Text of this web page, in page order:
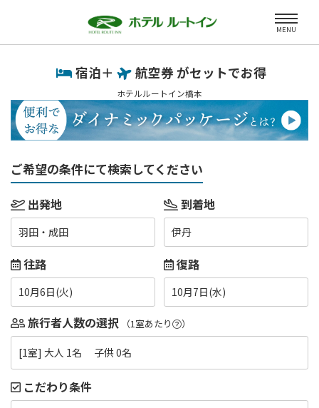
MENU
宿泊＋ 航空券 がセットでお得
ホテルルートイン橋本
ご希望の条件にて検索してください
出発地
羽田・成田
到着地
伊丹
往路
10月6日(火)
復路
10月7日(水)
旅行者人数の選択 （1室あたり ）
[1室] 大人 1名 子供 0名
こだわり条件